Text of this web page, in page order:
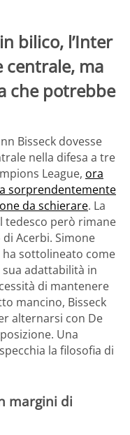
bilico, l’Inter
centrale, ma
che potrebbe
Bisseck dovesse
nella difesa a tre
League, ora
sorprendentemente
da schierare. La
tedesco però rimane
Acerbi. Simone
sottolineato come
adattabilità in
di mantenere
mancino, Bisseck
alternarsi con De
Una
la filosofia di
margini di